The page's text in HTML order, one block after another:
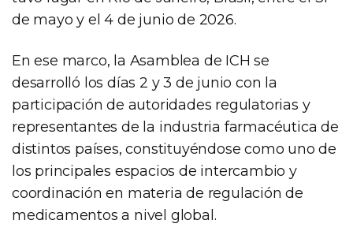
de mayo y el 4 de junio de 2026.
En ese marco, la Asamblea de ICH se
desarrolló los días 2 y 3 de junio con la
participación de autoridades regulatorias y
representantes de la industria farmacéutica de
distintos países, constituyéndose como uno de
los principales espacios de intercambio y
coordinación en materia de regulación de
medicamentos a nivel global.